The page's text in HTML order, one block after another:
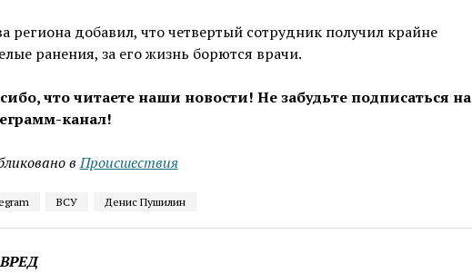
региона добавил, что четвертый сотрудник получил крайне
ранения, за его жизнь борются врачи.
что читаете наши новости! Не забудьте подписаться на
канал!
в Проиcшествия
ВСУ Денис Пушилин